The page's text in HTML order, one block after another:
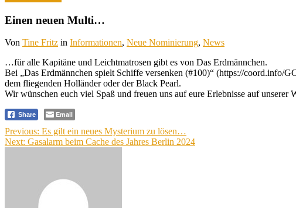
Einen neuen Multi…
Von Tine Fritz in Informationen, Neue Nominierung, News
…für alle Kapitäne und Leichtmatrosen gibt es von Das Erdmännchen.
Bei „Das Erdmännchen spielt Schiffe versenken (#100)“ (https://coord.info/
dem fliegenden Holländer oder der Black Pearl.
Wir wünschen euch viel Spaß und freuen uns auf eure Erlebnisse auf unserer
Share Email
Beitragsnavigation
Previous: Es gilt ein neues Mysterium zu lösen…
Next: Gasalarm beim Cache des Jahres Berlin 2024